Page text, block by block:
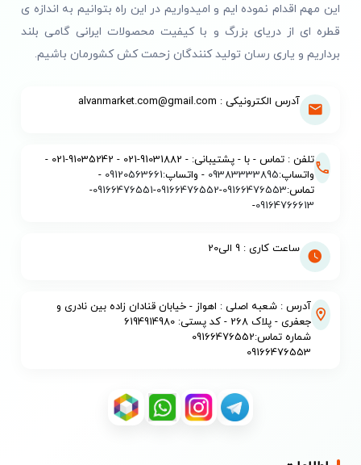
این مهم اقدام نموده ایم و امیدواریم در این راه بتوانیم به اندازه ی
قطره ای از دریای بزرگ و با کیفیت محصولات ایرانی گامی بلند
برداریم و یاری رسان تولید کنندگان زحمت کش کشورمان باشیم.
آدرس الکترونیکی : alvanmarket.com@gmail.com
تلفن : تماس - با - پشتیبانی: - 91031882-021 - 91035242-021 -
واتساپ:09383333895 - واتساپ:09120563661
-
تماس:09166476553
-
09166476552
-
09166476551
-
09164766613
-
ساعت کاری : 9 الی20
آدرس : شعبه اصلی : اهواز - خیابان قنادان زاده بین نادری و
جعفری - پلاک 268 - کد پستی: 6194914980
شماره تماس:09166476552
09166476553